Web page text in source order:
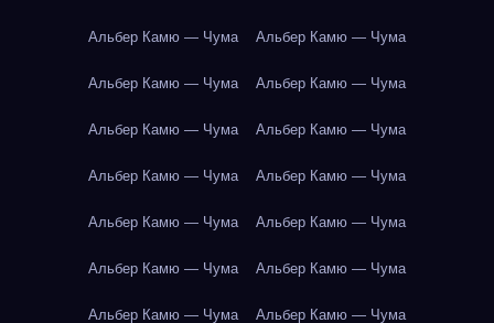
Альбер Камю — Чума Альбер Камю — Чума
Альбер Камю — Чума Альбер Камю — Чума
Альбер Камю — Чума Альбер Камю — Чума
Альбер Камю — Чума Альбер Камю — Чума
Альбер Камю — Чума Альбер Камю — Чума
Альбер Камю — Чума Альбер Камю — Чума
Альбер Камю — Чума Альбер Камю — Чума